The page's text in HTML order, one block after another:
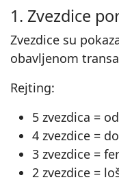
1. Zvezdice
Zvezdice su
obavljenom
Rejting:
5 zvezdica =
4 zvezdice =
3 zvezdice = fer
2 zvezdice =